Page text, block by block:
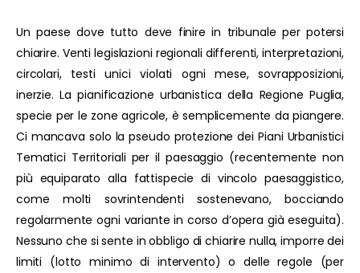
Un paese dove tutto deve finire in tribunale per potersi
chiarire. Venti legislazioni regionali differenti, interpretazioni,
circolari, testi unici violati ogni mese, sovrapposizioni,
inerzie. La pianificazione urbanistica della Regione Puglia,
specie per le zone agricole, è semplicemente da piangere.
Ci mancava solo la pseudo protezione dei Piani Urbanistici
Tematici Territoriali per il paesaggio (recentemente non
più equiparato alla fattispecie di vincolo paesaggistico,
come molti sovrintendenti sostenevano, bocciando
regolarmente ogni variante in corso d’opera già eseguita).
Nessuno che si sente in obbligo di chiarire nulla, imporre dei
limiti (lotto minimo di intervento) o delle regole (per